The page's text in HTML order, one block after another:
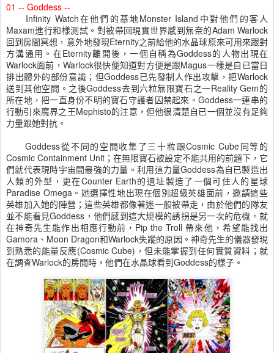
01 -- Goddess --
Infinity Watch在他們的基地Monster Island中對他們的客人
Maxam進行和樣測試。對被帶回現實世界感到無奈的Adam Warlock
回到房間冥想，意外地發現Eternity之前給他的水晶球原來可用來跟對
方溝通用。在Eternity離開後，一個自稱為Goddess的人物出現在
Warlock面前，Warlock很快便知道對方便是跟Magus一樣是自已當日
排出體外的部份意識；但Goddess已先發制人作出攻擊，把Warlock
送到其他空間。之後Goddess去到六粒無限寶石之一Reality Gem的
所在地，把一直身份不明的寶石守護者囚禁起來。Goddess一連串的
行動引來魔界之王Mephisto的注意，但他很清楚自已一個並沒有足夠
力量跟她對抗。
Goddess從不同的空間收集了三十粒跟Cosmic Cube同等的
Cosmic Containment Unit；在無限寶石被設定不能共用的前題下，它
們就代表現時宇宙間最強的力量。利用這力量Goddess為自已製造出
人類的外型，更在Counter Earth的遺址製造了一個可住人的星球
Paradise Omega。她選擇性地出現在個別超級英雄面前，邀請這些
英雄加入她的陣營；這些英雄都像著迷一般被帶走，由於他們的隊友
並不能看見Goddess，他們感到這大規模的誘拐是另一次的危機。就
在神奇先生能作出相應行動前，Pip the Troll 帶來他，希望能找出
Gamora、Moon Dragon和Warlock失蹤的原因。神奇先生的儀器發現
到熟悉的能量反應(Cosmic Cube)，但未能掌握到任何實質資料；就
在調查Warlock的房間時，他們在水晶球看到Goddess的樣子。